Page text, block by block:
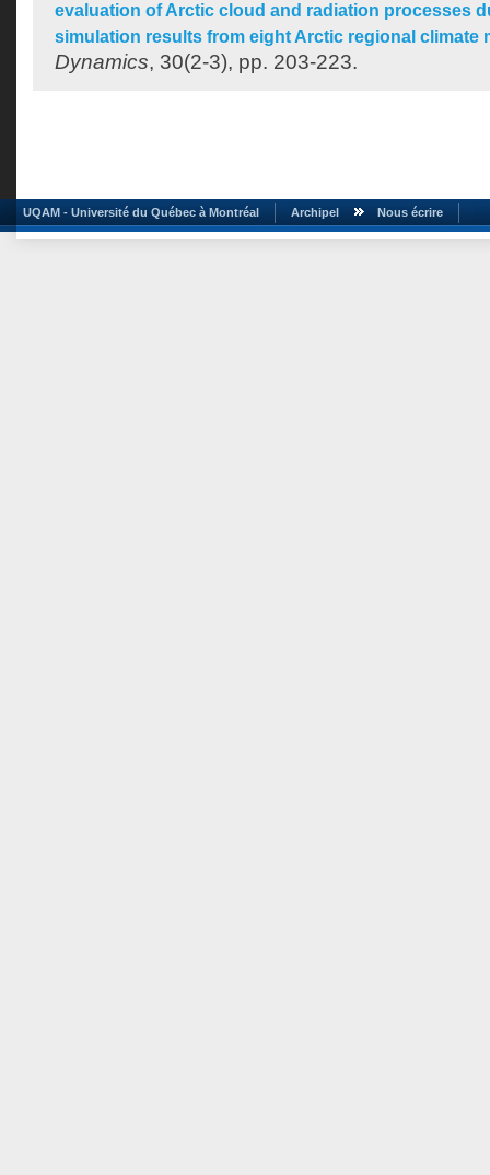
evaluation of Arctic cloud and radiation processes
simulation results from eight Arctic regional climate
Dynamics, 30(2-3), pp. 203-223.
UQAM - Université du Québec à Montréal Archipel Nous écrire